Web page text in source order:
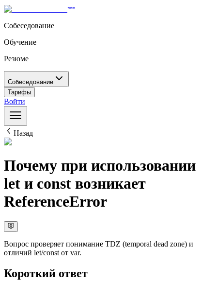
Собеседование
Обучение
Резюме
Собеседование
Тарифы
Войти
Назад
Почему при использовании
let и const возникает
ReferenceError
Вопрос проверяет понимание TDZ (temporal dead zone) и
отличий let/const от var.
Короткий ответ